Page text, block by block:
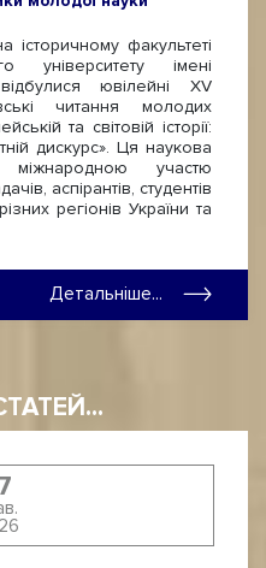
факультеті
університету імені
ювілейні ХV
читання молодих
та світовій історії:
дискурс». Ця наукова
міжнародною участю
аспірантів, студентів
регіонів України та
Детальніше...